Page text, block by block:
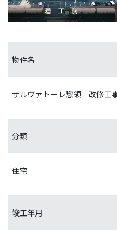
着 工 前
物件名
サルヴァトーレ惣領 改修工
分類
住宅
竣工年月